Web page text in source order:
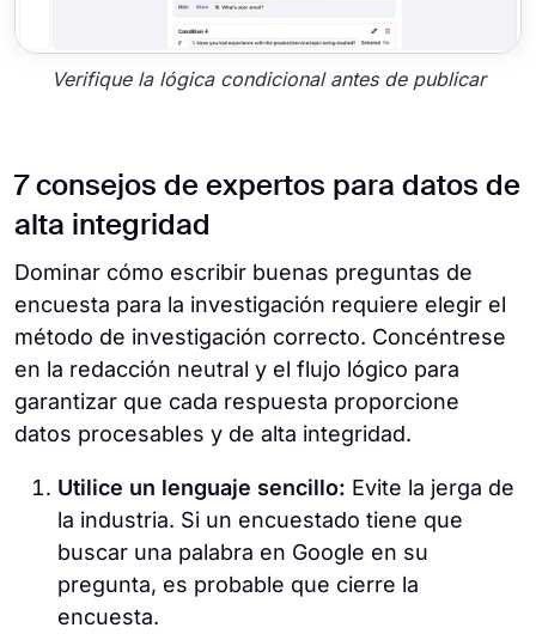
Verifique la lógica condicional antes de publicar
7 consejos de expertos para datos de
alta integridad
Dominar cómo escribir buenas preguntas de
encuesta para la investigación requiere elegir el
método de investigación correcto. Concéntrese
en la redacción neutral y el flujo lógico para
garantizar que cada respuesta proporcione
datos procesables y de alta integridad.
Utilice un lenguaje sencillo: Evite la jerga de
la industria. Si un encuestado tiene que
buscar una palabra en Google en su
pregunta, es probable que cierre la
encuesta.